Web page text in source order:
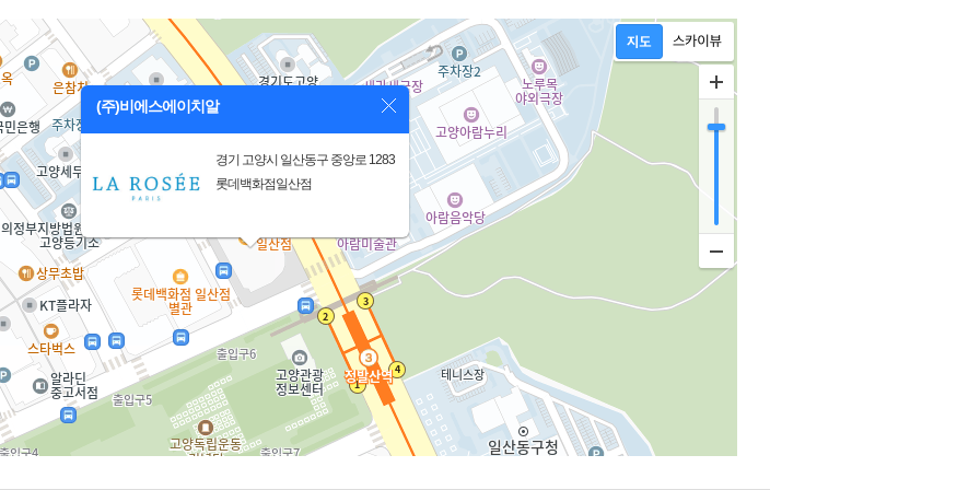
(주)비에스에이치알
경기 고양시 일산동구 중앙로 1283
롯데백화점일산점